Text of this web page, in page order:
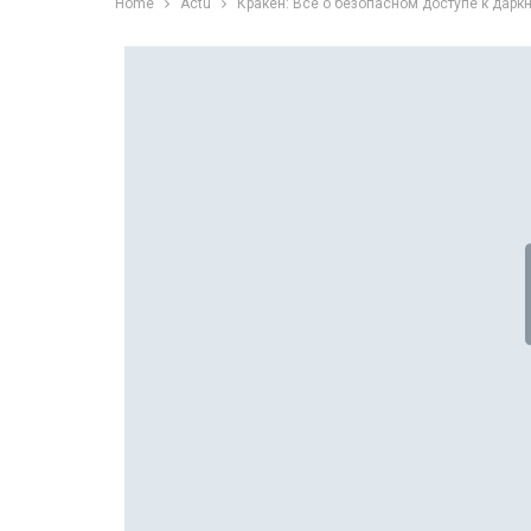
Home Actu Кракен: Все о безопасном доступе к